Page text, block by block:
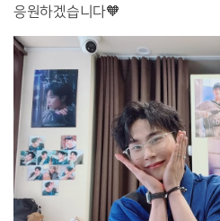
응원하겠습니다🧡